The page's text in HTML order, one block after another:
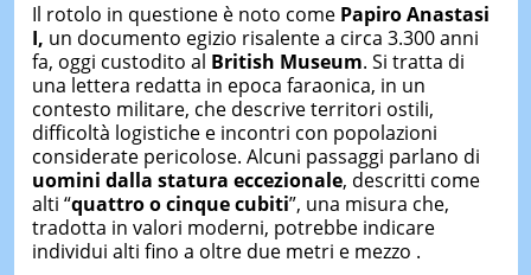
Il rotolo in questione è noto come Papiro Anastasi
I, un documento egizio risalente a circa 3.300 anni
fa, oggi custodito al British Museum. Si tratta di
una lettera redatta in epoca faraonica, in un
contesto militare, che descrive territori ostili,
difficoltà logistiche e incontri con popolazioni
considerate pericolose. Alcuni passaggi parlano di
uomini dalla statura eccezionale, descritti come
alti “quattro o cinque cubiti”, una misura che,
tradotta in valori moderni, potrebbe indicare
individui alti fino a oltre due metri e mezzo .